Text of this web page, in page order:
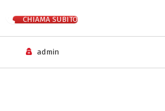
CHIAMA SUBITO
admin